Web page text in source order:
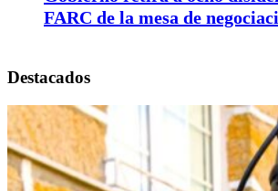
FARC de la mesa de
Destacados